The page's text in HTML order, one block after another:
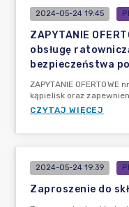
2024-05-24 19:45
ZAPYTANIE
obsługę
bezpieczeństwa
ZAPYTANIE
kąpielisk oraz
CZYTAJ WIĘCEJ
2024-05-24 19:39
Zaproszenie do